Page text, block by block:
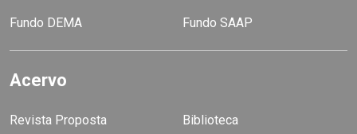
Fundo DEMA Fundo SAAP
Acervo
Revista Proposta
Biblioteca